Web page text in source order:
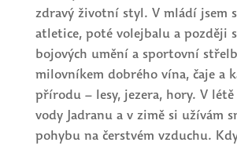
zdravý životní styl. V mládí jsem
atletice, poté volejbalu a později
bojových umění a sportovní
milovníkem dobrého vína, čaje a
přírodu – lesy, jezera, hory. V
vody Jadranu a v zimě si užívám
pohybu na čerstvém vzduchu.